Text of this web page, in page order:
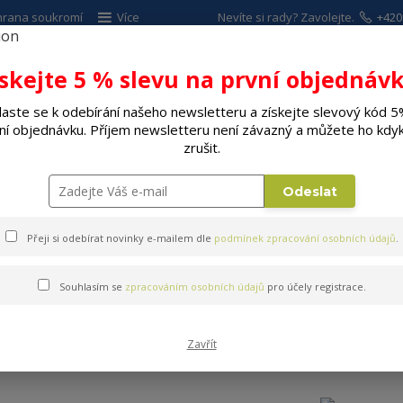
soukromí Více
Hledat
Nevíte si rady? Zavolejte.
SPOTŘEBIČE ELEKTRO DÍLNA A
Zastřihovače
5 % slevu na první
se k odebírání našeho newsletteru a získejte slevový kód
objednávku. Příjem newsletteru není závazný a můžete ho
zrušit.
Odeslat
Přeji si odebírat novinky e-mailem dle podmínek zpracování osobních údajů.
Souhlasím se zpracováním osobních údajů pro účely registrace.
Zavřít